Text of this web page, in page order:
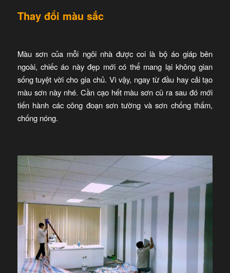
Thay đổi màu sắc
Màu sơn của mỗi ngôi nhà được coi là bộ áo giáp bên
ngoài, chiếc áo này đẹp mới có thể mang lại không gian
sống tuyệt vời cho gia chủ. Vì vậy, ngay từ đầu hay cải tạo
màu sơn này nhé. Cần cạo hết màu sơn cũ ra sau đó mới
tiến hành các công đoạn sơn tường và sơn chống thấm,
chống nóng.